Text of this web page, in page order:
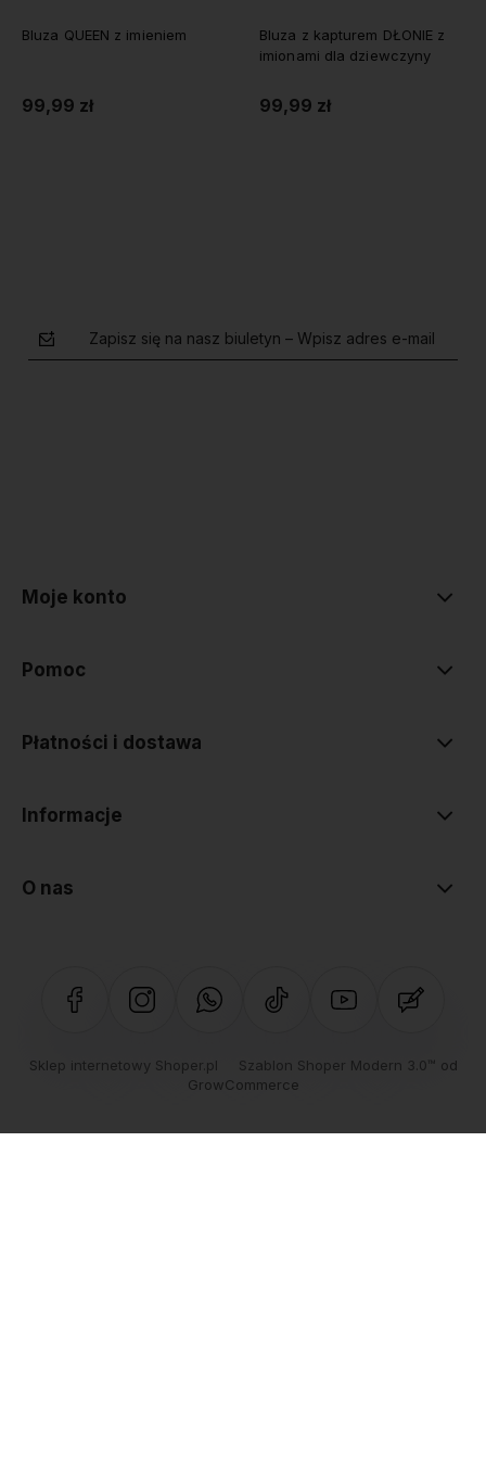
Bluza QUEEN z imieniem
99,99 zł
Bluza z kapturem DŁONIE z
imionami dla dziewczyny
99,99 zł
Zapisz się na nasz biuletyn – Wpisz adres e-mail
Moje konto
Pomoc
Płatności i dostawa
Informacje
O nas
Sklep internetowy Shoper.pl Szablon Shoper Modern 3.0™ od
GrowCommerce